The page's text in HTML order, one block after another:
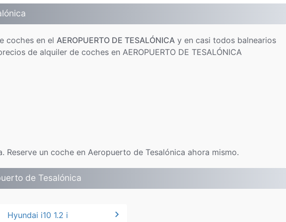
coches en el AEROPUERTO DE TESALÓNICAy en casi todos balnearios
de alquiler de coches en AEROPUERTO DE TESALÓNICA
un coche en Aeropuerto de Tesalónica ahora mismo.
de Tesalónica
Hyundai i10 1.2 i chevron_right